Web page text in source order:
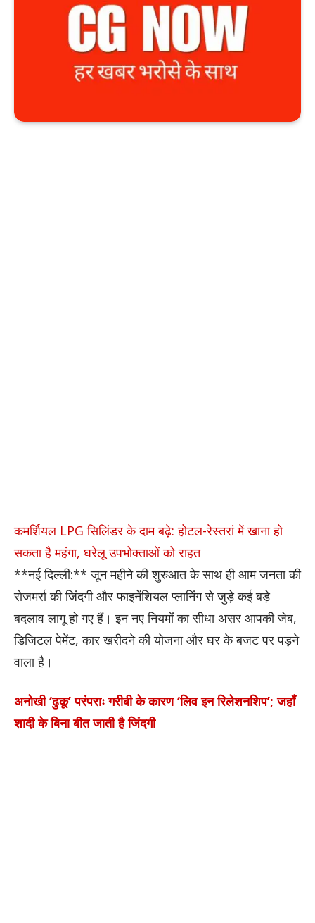
कमर्शियल LPG सिलिंडर के दाम बढ़े: होटल-रेस्तरां में खाना हो
सकता है महंगा, घरेलू उपभोक्ताओं को राहत
**नई दिल्ली:** जून महीने की शुरुआत के साथ ही आम जनता की
रोजमर्रा की जिंदगी और फाइनेंशियल प्लानिंग से जुड़े कई बड़े
बदलाव लागू हो गए हैं। इन नए नियमों का सीधा असर आपकी जेब,
डिजिटल पेमेंट, कार खरीदने की योजना और घर के बजट पर पड़ने
वाला है।
अनोखी ‘ढुकू’ परंपराः गरीबी के कारण ‘लिव इन रिलेशनशिप’; जहाँ
शादी के बिना बीत जाती है जिंदगी